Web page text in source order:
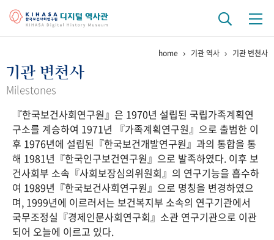
걸어온 길 기관 변천사
연구 역사
정책과 연구 키워드로 보는 연구 역사
연구자들
간행물 변천사
기록물 아카이브
사진 아카이브 문서 기록물 행정박물 영상 기록물
home 기관 역사 기관 변천사
기관 변천사
Milestones
『한국보건사회연구원』은 1970년 설립된 국립가족계획연
구소를 계승하여 1971년 『가족계획연구원』으로 출범한 이
후 1976년에 설립된『한국보건개발연구원』과의 통합을 통
해 1981년『한국인구보건연구원』으로 발족하였다. 이후 보
건사회부 소속『사회보장심의위원회』의 연구기능을 흡수하
여 1989년『한국보건사회연구원』으로 명칭을 변경하였으
며, 1999년에 이르러서는 보건복지부 소속의 연구기관에서
국무조정실『경제인문사회연구회』소관 연구기관으로 이관
되어 오늘에 이르고 있다.